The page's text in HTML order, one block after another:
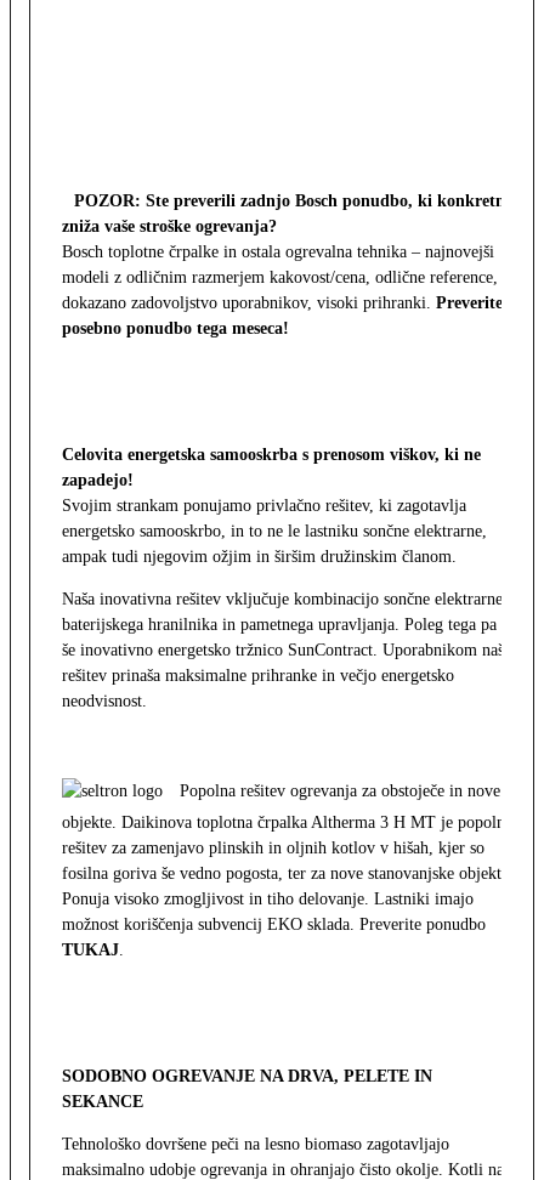
POZOR: Ste preverili zadnjo Bosch ponudbo, ki konkretno
zniža vaše stroške ogrevanja?
Bosch toplotne črpalke in ostala ogrevalna tehnika – najnovejši
modeli z odličnim razmerjem kakovost/cena, odlične reference,
dokazano zadovoljstvo uporabnikov, visoki prihranki. Preverite
posebno ponudbo tega meseca!
Celovita energetska samooskrba s prenosom viškov, ki ne
zapadejo!
Svojim strankam ponujamo privlačno rešitev, ki zagotavlja
energetsko samooskrbo, in to ne le lastniku sončne elektrarne,
ampak tudi njegovim ožjim in širšim družinskim članom.
Naša inovativna rešitev vključuje kombinacijo sončne elektrarne,
baterijskega hranilnika in pametnega upravljanja. Poleg tega pa
še inovativno energetsko tržnico SunContract. Uporabnikom naša
rešitev prinaša maksimalne prihranke in večjo energetsko
neodvisnost.
Popolna rešitev ogrevanja za obstoječe in nove
objekte. Daikinova toplotna črpalka Altherma 3 H MT je popolna
rešitev za zamenjavo plinskih in oljnih kotlov v hišah, kjer so
fosilna goriva še vedno pogosta, ter za nove stanovanjske objekte.
Ponuja visoko zmogljivost in tiho delovanje. Lastniki imajo
možnost koriščenja subvencij EKO sklada. Preverite ponudbo
TUKAJ
SODOBNO OGREVANJE NA DRVA, PELETE IN
SEKANCE
Tehnološko dovršene peči na lesno biomaso zagotavljajo
maksimalno udobje ogrevanja in ohranjajo čisto okolje. Kotli na